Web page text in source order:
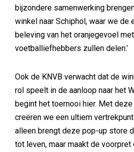
bijzondere samenwerking
winkel naar Schiphol, waar we de
beleving van het oranjegevoel
voetballiefhebbers zullen delen.’
Ook de KNVB verwacht dat de
rol speelt in de aanloop naar het
begint het toernooi hier. Met
creëren we een ultiem
alleen brengt deze pop-up store
tot leven, maar maakt de voorpret